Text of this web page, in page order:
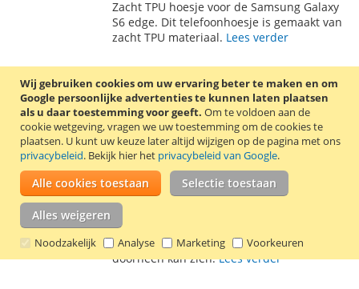
Wij gebruiken cookies om uw ervaring beter te maken en om
Google persoonlijke advertenties te kunnen laten plaatsen
als u daar toestemming voor geeft. Om te voldoen aan de
cookie wetgeving, vragen we uw toestemming om de cookies te
plaatsen. U kunt uw keuze later altijd wijzigen op de pagina met ons
privacybeleid. Bekijk hier het privacybeleid van Google.
Alle cookies toestaan Selectie toestaan
Alles weigeren
Noodzakelijk Analyse Marketing Voorkeuren
AAN
TE
Zacht TPU hoesje voor de Samsung Galaxy
S6 edge. Dit telefoonhoesje is gemaakt van
zacht TPU materiaal. Lees verder
S view cover Galaxy S6 edge wit
€ 8,50
Incl. 21% BTW, excl.verzendkosten
In Winkelwagen
VOEG
TOE
VERLANGLIJST
TOEVOEGEN
OM
VERGELIJKEN
S6 edge. Het telefoonhoesje heeft een
venster waar je het vergrendelscherm
doorheen kan zien.Lees verder